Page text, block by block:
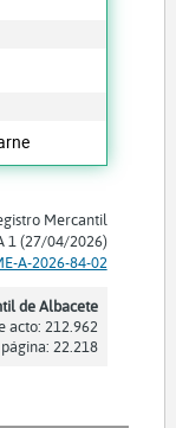
Mercantil
1 (27/04/2026)
A-2026-84-02
de Albacete
acto: 212.962
22.218